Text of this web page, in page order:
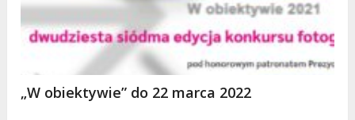
„W obiektywie” do 22 marca 2022